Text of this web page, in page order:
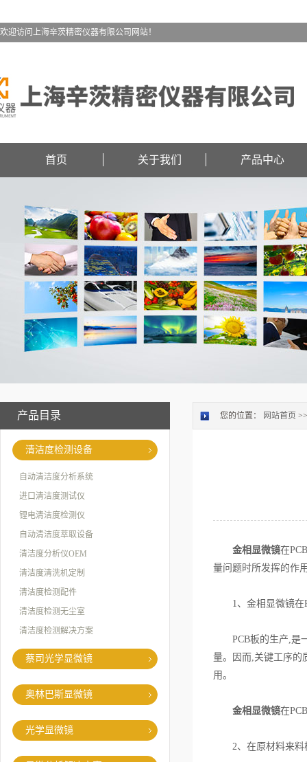
欢迎访问上海辛茨精密仪器有限公司网站！
首页 关于我们 产品中心
产品目录
清洁度检测设备
自动清洁度分析系统
进口清洁度测试仪
锂电清洁度检测仪
自动清洁度萃取设备
清洁度分析仪OEM
清洁度清洗机定制
清洁度检测配件
清洁度检测无尘室
清洁度检测解决方案
蔡司光学显微镜
奥林巴斯显微镜
光学显微镜
您的位置： 网站首页
金相显微镜在
量问题时所发挥的作
1、金相显微镜在
PCB板的生产,是一
量。因而,关键工序的
用。
金相显微镜在
2、在原材料来料